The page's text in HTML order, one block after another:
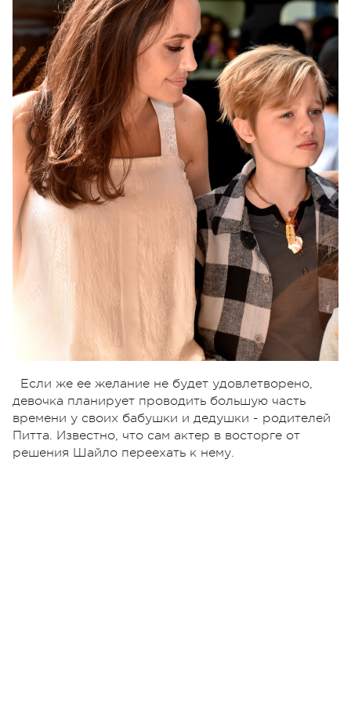
Если же ее желание не будет удовлетворено,
девочка планирует проводить большую часть
времени у своих бабушки и дедушки - родителей
Питта. Известно, что сам актер в восторге от
решения Шайло переехать к нему.